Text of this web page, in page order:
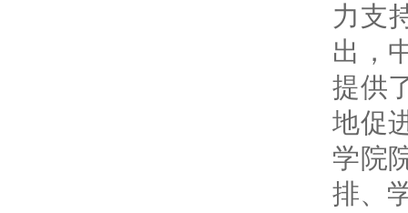
力支
出，
提供
地促
学院
排、